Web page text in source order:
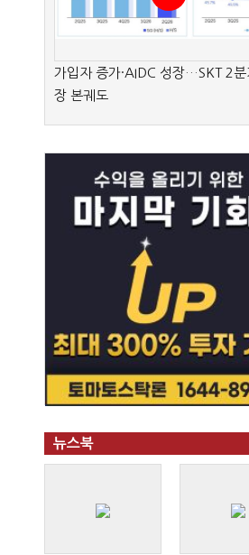
가입자 증가·AIDC 성장…SKT 2분
장 본궤도
뉴스북